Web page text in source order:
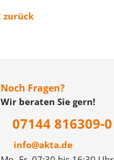
zurück
Noch Fragen?
Wir beraten Sie gern!
07144 816309-0
info@akta.de